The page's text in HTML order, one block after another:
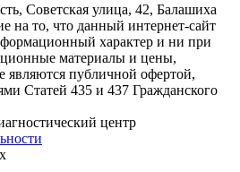
Советская улица, 42, Балашиха
на то, что данный интернет-сайт
характер и ни при
материалы и цены,
являются публичной офертой,
Статей 435 и 437 Гражданского
центр